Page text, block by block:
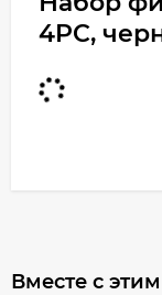
4PC,
Вместе с